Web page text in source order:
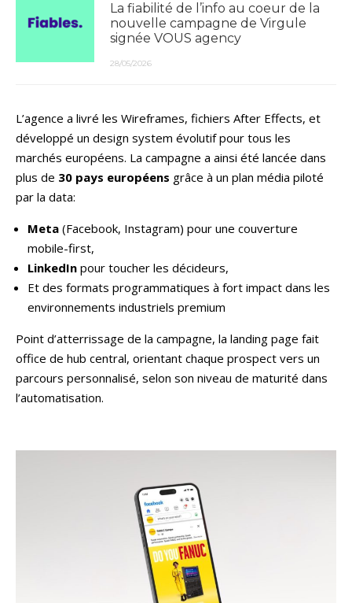
La fiabilité de l’info au coeur de la
nouvelle campagne de Virgule
signée VOUS agency
28/05/2026
L’agence a livré les Wireframes, fichiers After Effects, et
développé un design system évolutif pour tous les
marchés européens. La campagne a ainsi été lancée dans
plus de 30 pays européens grâce à un plan média piloté
par la data:
Meta (Facebook, Instagram) pour une couverture
mobile-first,
LinkedIn pour toucher les décideurs,
Et des formats programmatiques à fort impact dans les
environnements industriels premium
Point d’atterrissage de la campagne, la landing page fait
office de hub central, orientant chaque prospect vers un
parcours personnalisé, selon son niveau de maturité dans
l’automatisation.